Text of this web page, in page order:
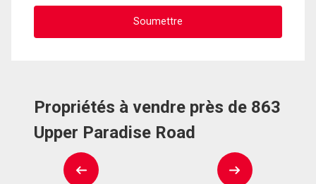
Propriétés à vendre près de 863
Upper Paradise Road